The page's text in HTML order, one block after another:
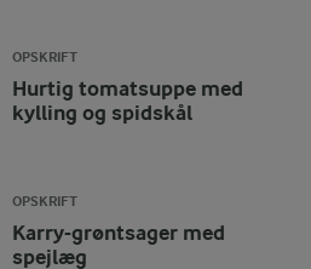
OPSKRIFT
Hurtig tomatsuppe med
kylling og spidskål
OPSKRIFT
Karry-grøntsager med
spejlæg